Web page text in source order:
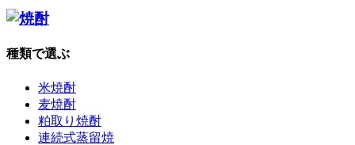
種類で選ぶ
米焼酎
麦焼酎
粕取り焼酎
連続式蒸留焼